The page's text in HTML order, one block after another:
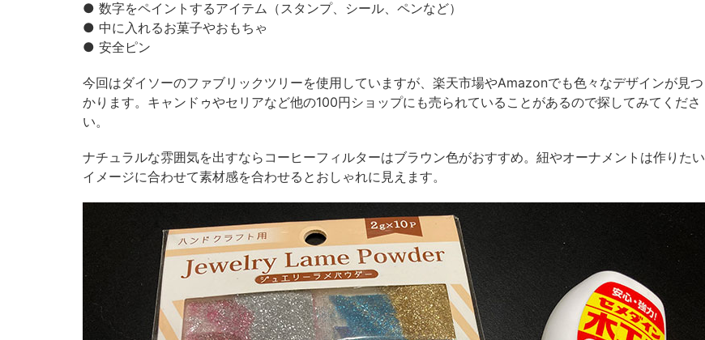
● 数字をペイントするアイテム（スタンプ、シール、ペンなど）
● 中に入れるお菓子やおもちゃ
● 安全ピン
今回はダイソーのファブリックツリーを使用していますが、楽天市場やAmazonでも色々なデザインが見つ
かります。キャンドゥやセリアなど他の100円ショップにも売られていることがあるので探してみてくださ
い。
ナチュラルな雰囲気を出すならコーヒーフィルターはブラウン色がおすすめ。紐やオーナメントは作りたい
イメージに合わせて素材感を合わせるとおしゃれに見えます。